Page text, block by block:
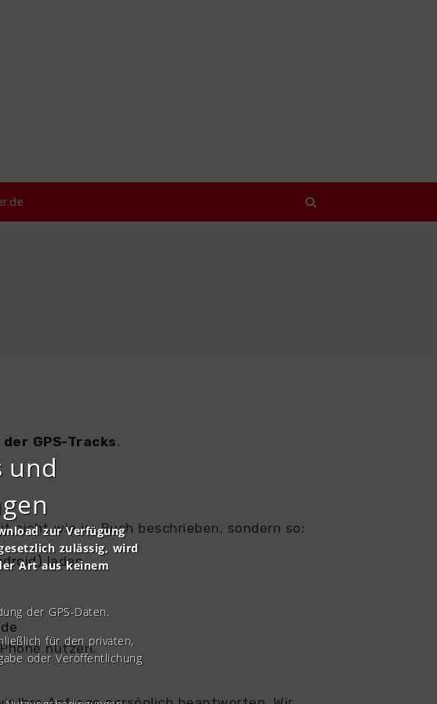
GPS-Tracks.
wie im Buch beschrieben, sondern so:
laden
nutzen.
und
zur Verfügung
zulässig, wird
Art aus keinem
der GPS-Daten.
für den privaten,
oder Veröffentlichung